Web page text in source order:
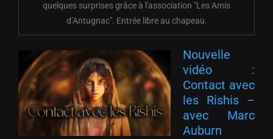
quelques surprises grâce à l'association "Les Amis
d’Antugnac". Entrée libre au chapeau.
Nouvelle
vidéo :
Contact avec
les Rishis –
avec Marc
Auburn